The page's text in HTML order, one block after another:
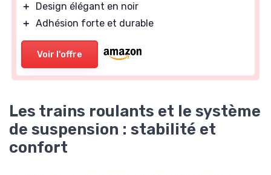
＋
Design élégant en noir
＋ Adhésion forte et durable
Voir l'offre
Les trains roulants et le système
de suspension : stabilité et
confort